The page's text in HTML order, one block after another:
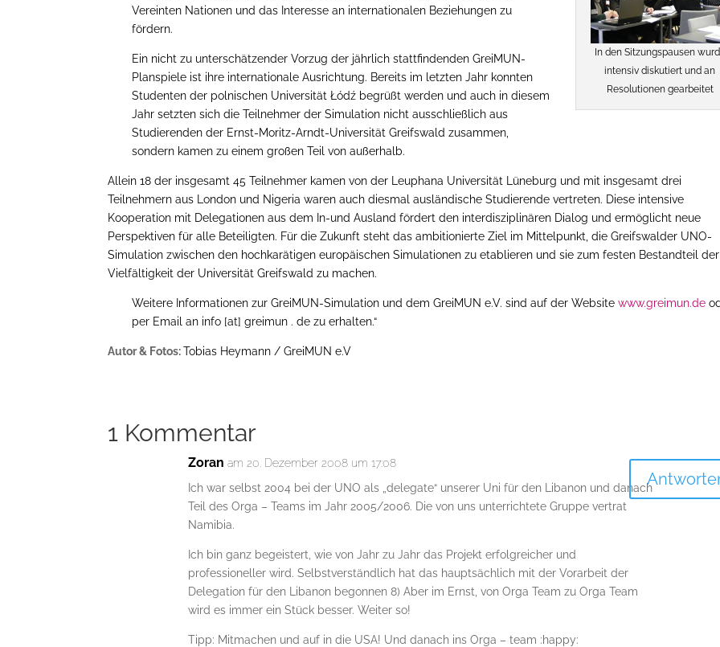
In den Sitzungspausen
intensiv diskutiert und an
Resolutionen gearbeitet
Vereinten Nationen und das Interesse an internationalen Beziehungen zu
fördern.
Ein nicht zu unterschätzender Vorzug der jährlich stattfindenden GreiMUN-
Planspiele ist ihre internationale Ausrichtung. Bereits im letzten Jahr konnten
Studenten der polnischen Universität Łódź begrüßt werden und auch in diesem
Jahr setzten sich die Teilnehmer der Simulation nicht ausschließlich aus
Studierenden der Ernst-Moritz-Arndt-Universität Greifswald zusammen,
sondern kamen zu einem großen Teil von außerhalb.
Allein 18 der insgesamt 45 Teilnehmer kamen von der Leuphana Universität Lüneburg und mit insgesamt drei
Teilnehmern aus London und Nigeria waren auch diesmal ausländische Studierende vertreten. Diese intensive
Kooperation mit Delegationen aus dem In-und Ausland fördert den interdisziplinären Dialog und ermöglicht neue
Perspektiven für alle Beteiligten. Für die Zukunft steht das ambitionierte Ziel im Mittelpunkt, die Greifswalder UNO-
Simulation zwischen den hochkarätigen europäischen Simulationen zu etablieren und sie zum festen Bestandteil der
Vielfältigkeit der Universität Greifswald zu machen.
Weitere Informationen zur GreiMUN-Simulation und dem GreiMUN e.V. sind auf der Websitewww.greimun.de
per Email an info [at] greimun . de zu erhalten.“
Autor & Fotos:Tobias Heymann / GreiMUN e.V
1 Kommentar
Zoran am 20. Dezember 2008 um 17:08
Ich war selbst 2004 bei der UNO als „delegate“ unserer Uni für den Libanon und danach
Teil des Orga – Teams im Jahr 2005/2006. Die von uns unterrichtete Gruppe vertrat
Namibia.
Ich bin ganz begeistert, wie von Jahr zu Jahr das Projekt erfolgreicher und
professioneller wird. Selbstverständlich hat das hauptsächlich mit der Vorarbeit der
Delegation für den Libanon begonnen 8) Aber im Ernst, von Orga Team zu Orga Team
wird es immer ein Stück besser. Weiter so!
Tipp: Mitmachen und auf in die USA! Und danach ins Orga – team :happy: